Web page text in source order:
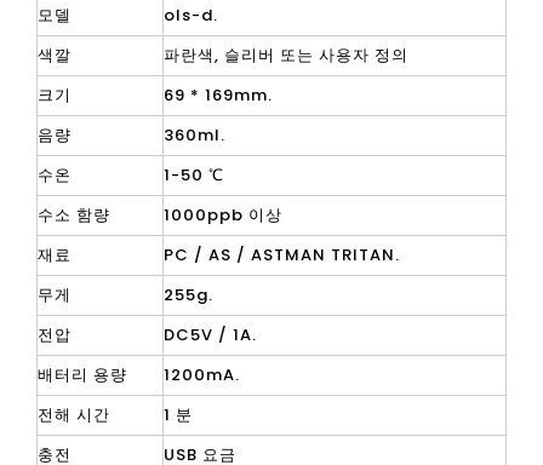
모델
ols-d.
색깔
파란색, 슬리버 또는 사용자 정의
크기
69 * 169mm.
음량
360ml.
수온
1-50 ℃
수소 함량
1000ppb 이상
재료
PC / AS / ASTMAN TRITAN.
무게
255g.
전압
DC5V / 1A.
배터리 용량
1200mA.
전해 시간
1 분
충전
USB 요금